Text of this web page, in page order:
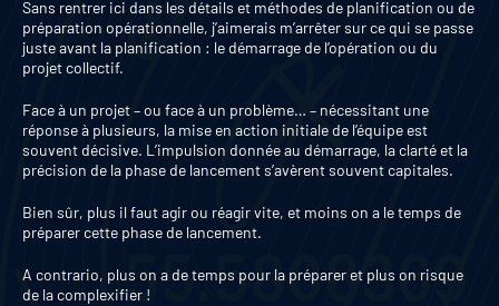
Sans rentrer ici dans les détails et méthodes de planification ou de
préparation opérationnelle, j’aimerais m’arrêter sur ce qui se passe
juste avant la planification : le démarrage de l’opération ou du
projet collectif.
Face à un projet – ou face à un problème… – nécessitant une
réponse à plusieurs, la mise en action initiale de l’équipe est
souvent décisive. L’impulsion donnée au démarrage, la clarté et la
précision de la phase de lancement s’avèrent souvent capitales.
Bien sûr, plus il faut agir ou réagir vite, et moins on a le temps de
préparer cette phase de lancement.
A contrario, plus on a de temps pour la préparer et plus on risque
de la complexifier !